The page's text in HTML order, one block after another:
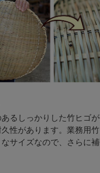
るしっかりした竹ヒゴ
性があります。業務用
サイズなので、さらに